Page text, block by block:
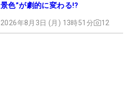
景色”が劇的に変わる!?
2026年8月3日 (月) 13時51分 12